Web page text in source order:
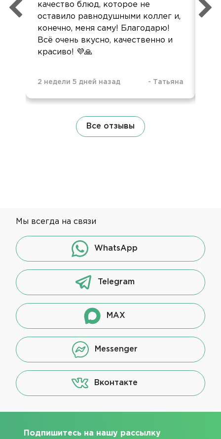
качество блюд, которое не
оставило равнодушными коллег и,
конечно, меня саму! Благодарю!
Всё очень вкусно, качественно и
красиво! 💜🙏
2 недели 5 дней назад - Татьяна
Все отзывы
Мы всегда на связи
WhatsApp
Telegram
MAX
Messenger
Вконтакте
Подпишитесь на нашу рассылку